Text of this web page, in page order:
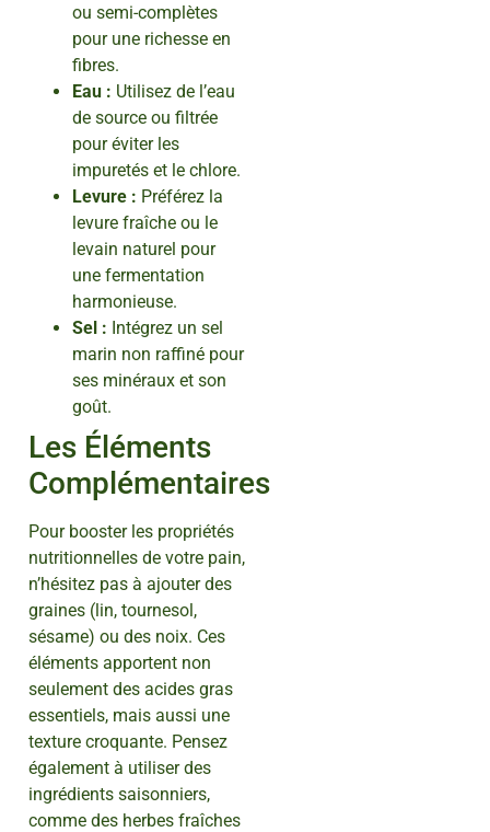
ou semi-complètes
pour une richesse en
fibres.
Eau : Utilisez de l’eau
de source ou filtrée
pour éviter les
impuretés et le chlore.
Levure : Préférez la
levure fraîche ou le
levain naturel pour
une fermentation
harmonieuse.
Sel : Intégrez un sel
marin non raffiné pour
ses minéraux et son
goût.
Les Éléments
Complémentaires
Pour booster les propriétés
nutritionnelles de votre pain,
n’hésitez pas à ajouter des
graines (lin, tournesol,
sésame) ou des noix. Ces
éléments apportent non
seulement des acides gras
essentiels, mais aussi une
texture croquante. Pensez
également à utiliser des
ingrédients saisonniers,
comme des herbes fraîches